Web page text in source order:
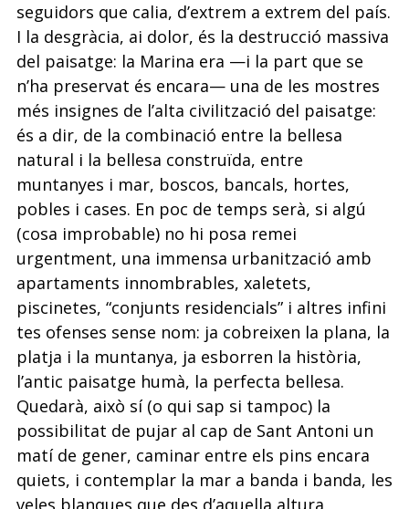
seguidors que calia, d’extrem a extrem del país.
I la desgràcia, ai dolor, és la destrucció massiva
del paisatge: la Marina era —i la part que se
n’ha preservat és encara— una de les mostres
més insignes de l’alta civilització del paisatge:
és a dir, de la combinació entre la bellesa
natural i la bellesa construïda, en­tre
muntanyes i mar, boscos, bancals, hortes,
pobles i cases. En poc de temps serà, si algú
(cosa improbable) no hi posa remei
urgentment, una immensa urbanització amb
apartaments innombrables, xaletets,
piscinetes, “conjunts residencials” i altres infini­
tes ofenses sense nom: ja cobreixen la plana, la
platja i la muntanya, ja esborren la història,
l’antic paisatge humà, la perfecta bellesa.
Quedarà, això sí (o qui sap si tam­poc) la
possibilitat de pujar al cap de Sant Antoni un
matí de gener, caminar entre els pins encara
quiets, i contemplar la mar a banda i banda, les
veles blanques que des d’aquella altura